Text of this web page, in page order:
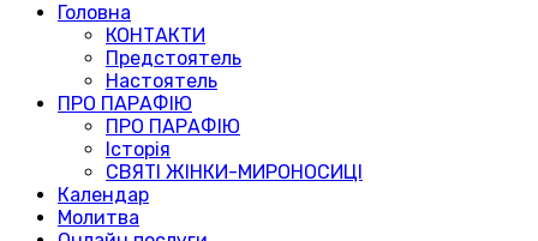
Головна
КОНТАКТИ
Предстоятель
Настоятель
ПРО ПАРАФІЮ
ПРО ПАРАФІЮ
Історія
СВЯТІ ЖІНКИ-МИРОНОСИЦІ
Календар
Молитва